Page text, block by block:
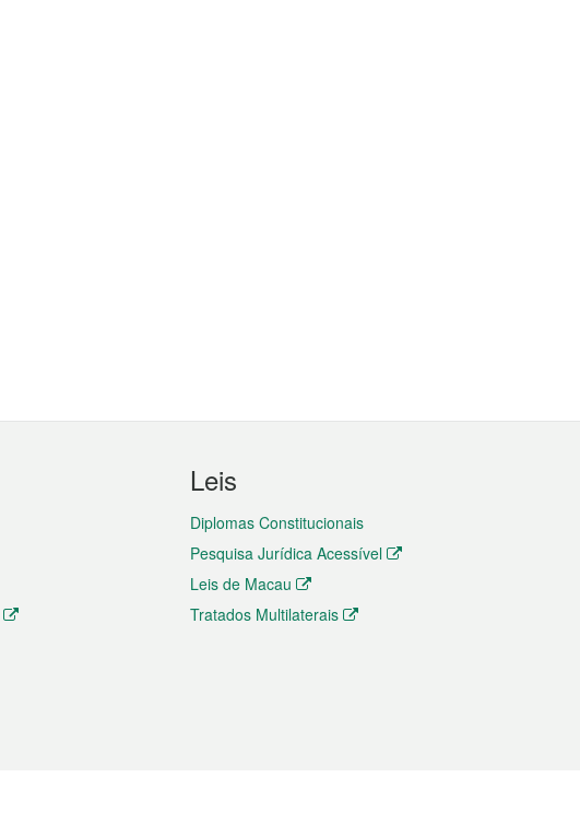
Leis
Diplomas Constitucionais
Pesquisa Jurídica Acessível
Leis de Macau
Tratados Multilaterais